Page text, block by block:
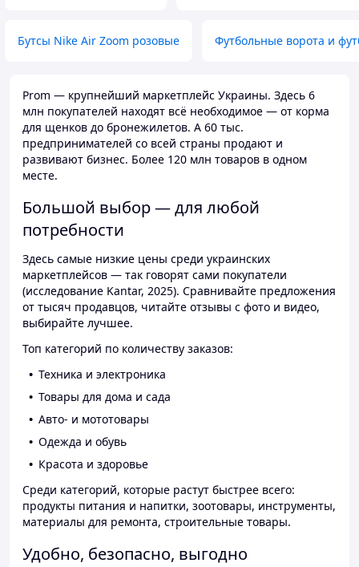
Бутсы Nike Air Zoom розовые Футбольные ворота и
Prom — крупнейший маркетплейс Украины. Здесь 6
млн покупателей находят всё необходимое — от корма
для щенков до бронежилетов. А 60 тыс.
предпринимателей со всей страны продают и
развивают бизнес. Более 120 млн товаров в одном
месте.
Большой выбор — для любой
потребности
Здесь самые низкие цены среди украинских
маркетплейсов — так говорят сами покупатели
(исследование Kantar, 2025). Сравнивайте предложения
от тысяч продавцов, читайте отзывы с фото и видео,
выбирайте лучшее.
Топ категорий по количеству заказов:
Техника и электроника
Товары для дома и сада
Авто- и мототовары
Одежда и обувь
Красота и здоровье
Среди категорий, которые растут быстрее всего:
продукты питания и напитки, зоотовары, инструменты,
материалы для ремонта, строительные товары.
Удобно, безопасно, выгодно